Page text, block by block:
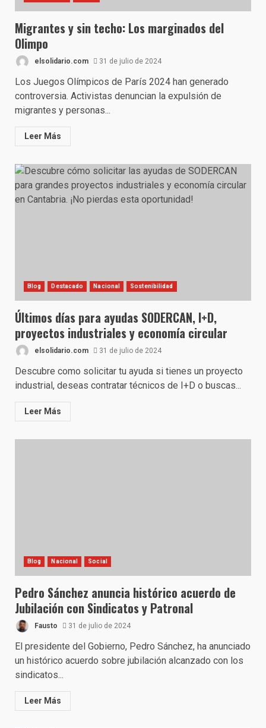
Migrantes y sin techo: Los marginados del
Olimpo
elsolidario.com 31 de julio de 2024
Los Juegos Olímpicos de París 2024 han generado
controversia. Activistas denuncian la expulsión de
migrantes y personas...
Leer Más
Blog Destacado Nacional Sostenibilidad
Últimos días para ayudas SODERCAN, I+D,
proyectos industriales y economía circular
elsolidario.com 31 de julio de 2024
Descubre como solicitar tu ayuda si tienes un proyecto
industrial, deseas contratar técnicos de I+D o buscas...
Leer Más
Blog Nacional Social
Pedro Sánchez anuncia histórico acuerdo de
Jubilación con Sindicatos y Patronal
Fausto 31 de julio de 2024
El presidente del Gobierno, Pedro Sánchez, ha anunciado
un histórico acuerdo sobre jubilación alcanzado con los
sindicatos...
Leer Más